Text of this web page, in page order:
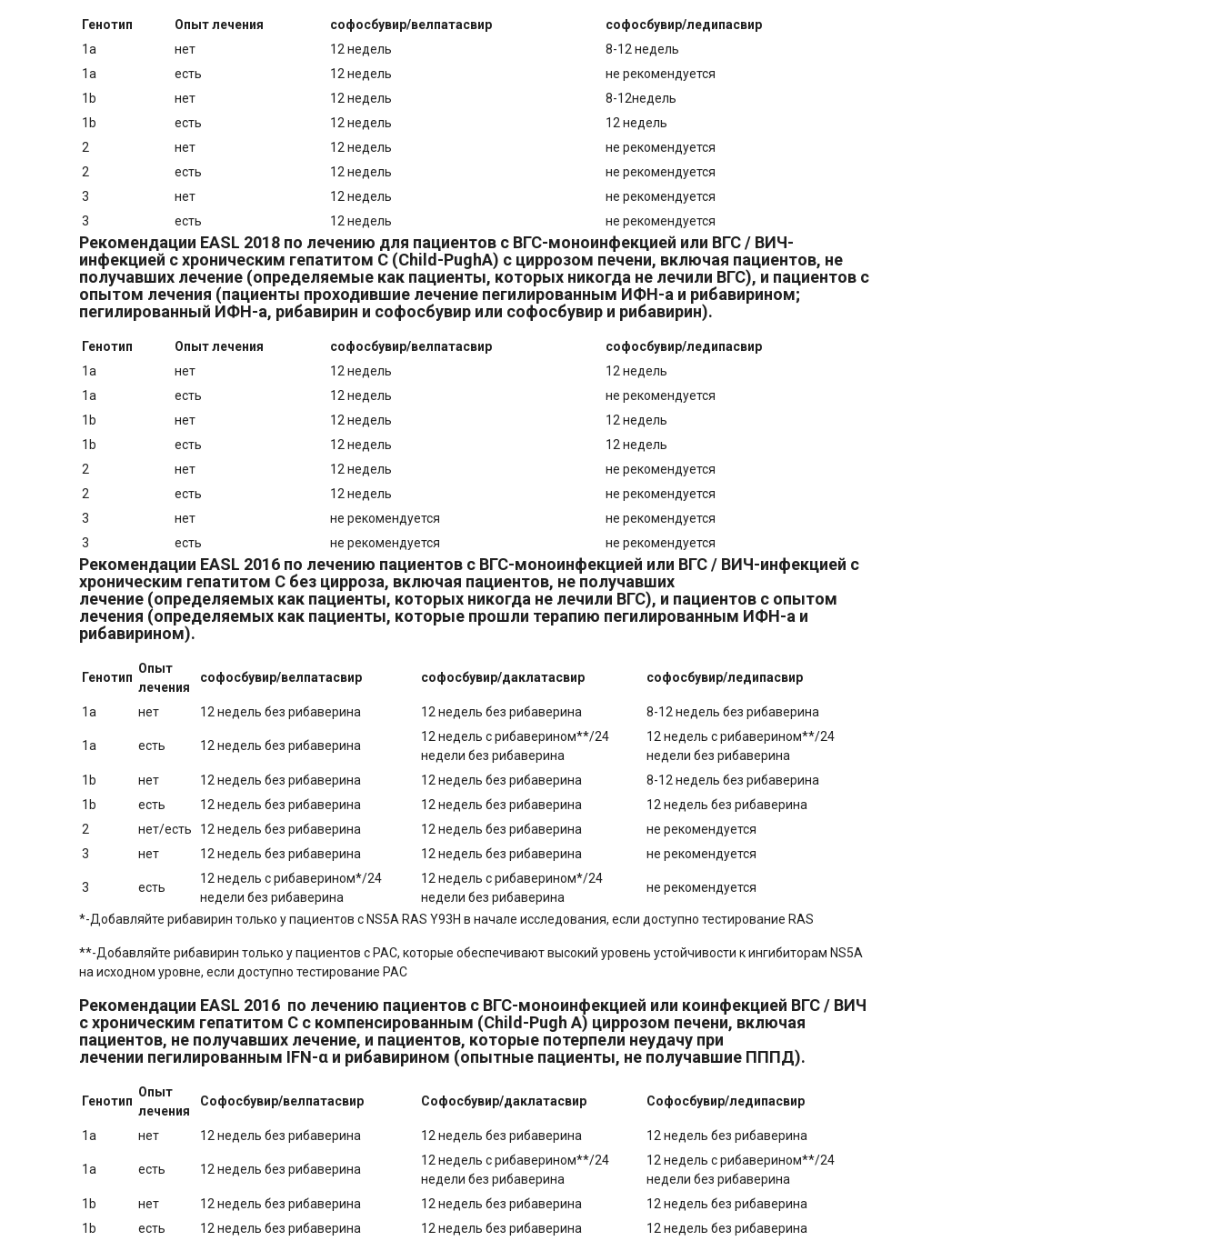
Генотип Опыт лечения софосбувир/велпатасвир
софосбувир/ледипасвир
1a
нет 12 недель
8-12 недель
1a
есть 12 недель
не рекомендуется
1b
нет 12 недель
8-12недель
1b
есть 12 недель
12 недель
2
нет 12 недель
не рекомендуется
2
есть 12 недель
не рекомендуется
3
нет 12 недель
не рекомендуется
3
есть 12 недель не рекомендуется
Рекомендации EASL 2018 по лечению для пациентов с ВГС-моноинфекцией или ВГС / ВИЧ-
инфекцией с хроническим гепатитом С (Child-PughA) с циррозом печени, включая пациентов, не
получавших лечение (определяемые как пациенты, которых никогда не лечили ВГС), и пациентов с
опытом лечения (пациенты проходившие лечение пегилированным ИФН-а и рибавирином;
пегилированный ИФН-а, рибавирин и софосбувир или софосбувир и рибавирин).
Генотип Опыт лечения софосбувир/велпатасвир
софосбувир/ледипасвир
1a
нет 12 недель
12 недель
1a
есть 12 недель
не рекомендуется
1b
нет 12 недель
12 недель
1b
есть 12 недель
12 недель
2
нет 12 недель
не рекомендуется
2
есть 12 недель
не рекомендуется
3
нет не рекомендуется
не рекомендуется
3
есть не рекомендуется не рекомендуется
Рекомендации EASL 2016 по лечению пациентов с ВГС-моноинфекцией или ВГС / ВИЧ-инфекцией с
хроническим гепатитом С без цирроза, включая пациентов, не получавших
лечение (определяемых как пациенты, которых никогда не лечили ВГС), и пациентов с опытом
лечения (определяемых как пациенты, которые прошли терапию пегилированным ИФН-а и
рибавирином).
Генотип
Опыт
лечения
софосбувир/велпатасвир софосбувир/даклатасвир софосбувир/ледипасвир
1a нет 12 недель без рибаверина 12 недель без рибаверина 8-12 недель без рибаверина
1a есть 12 недель без рибаверина
12 недель с рибаверином**/24
недели без рибаверина
12 недель с рибаверином**/24
недели без рибаверина
1b
нет 12 недель без рибаверина 12 недель без рибаверина
8-12 недель без рибаверина
1b
есть 12 недель без рибаверина 12 недель без рибаверина
12 недель без рибаверина
2
нет/есть 12 недель без рибаверина 12 недель без рибаверина
не рекомендуется
3
нет 12 недель без рибаверина 12 недель без рибаверина не рекомендуется
3 есть
12 недель с рибаверином*/24
недели без рибаверина
12 недель с рибаверином*/24
недели без рибаверина
не рекомендуется
*-Добавляйте рибавирин только у пациентов с NS5A RAS Y93H в начале исследования, если доступно тестирование RAS
**-Добавляйте рибавирин только у пациентов с РАС, которые обеспечивают высокий уровень устойчивости к ингибиторам NS5A
на исходном уровне, если доступно тестирование РАС
Рекомендации EASL 2016 по лечению пациентов с ВГС-моноинфекцией или коинфекцией ВГС / ВИЧ
с хроническим гепатитом С с компенсированным (Child-Pugh A) циррозом печени, включая
пациентов, не получавших лечение, и пациентов, которые потерпели неудачу при
лечении пегилированным IFN-α и рибавирином (опытные пациенты, не получавшие ПППД).
Генотип
Опыт
лечения
Софосбувир/велпатасвир Софосбувир/даклатасвир Софосбувир/ледипасвир
1a нет 12 недель без рибаверина 12 недель без рибаверина 12 недель без рибаверина
1a есть 12 недель без рибаверина
12 недель с рибаверином**/24
недели без рибаверина
12 недель с рибаверином**/24
недели без рибаверина
1b
нет 12 недель без рибаверина 12 недель без рибаверина
12 недель без рибаверина
1b
есть 12 недель без рибаверина 12 недель без рибаверина
12 недель без рибаверина